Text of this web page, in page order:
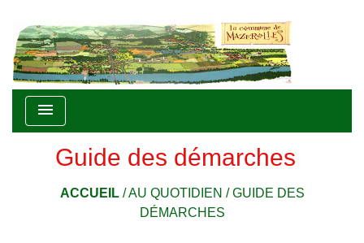
menu
Guide des démarches
ACCUEIL/AU QUOTIDIEN /GUIDE DES
DÉMARCHES